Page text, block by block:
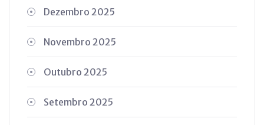
Dezembro 2025
Novembro 2025
Outubro 2025
Setembro 2025